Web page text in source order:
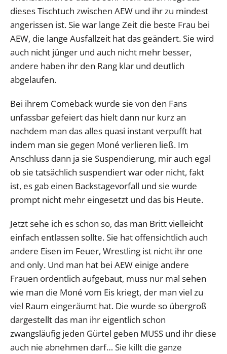
dieses Tischtuch zwischen AEW und ihr zu mindest
angerissen ist. Sie war lange Zeit die beste Frau bei
AEW, die lange Ausfallzeit hat das geändert. Sie wird
auch nicht jünger und auch nicht mehr besser,
andere haben ihr den Rang klar und deutlich
abgelaufen.
Bei ihrem Comeback wurde sie von den Fans
unfassbar gefeiert das hielt dann nur kurz an
nachdem man das alles quasi instant verpufft hat
indem man sie gegen Moné verlieren ließ. Im
Anschluss dann ja sie Suspendierung, mir auch egal
ob sie tatsächlich suspendiert war oder nicht, fakt
ist, es gab einen Backstagevorfall und sie wurde
prompt nicht mehr eingesetzt und das bis Heute.
Jetzt sehe ich es schon so, das man Britt vielleicht
einfach entlassen sollte. Sie hat offensichtlich auch
andere Eisen im Feuer, Wrestling ist nicht ihr one
and only. Und man hat bei AEW einige andere
Frauen ordentlich aufgebaut, muss nur mal sehen
wie man die Moné vom Eis kriegt, der man viel zu
viel Raum eingeräumt hat. Die wurde so übergroß
dargestellt das man ihr eigentlich schon
zwangsläufig jeden Gürtel geben MUSS und ihr diese
auch nie abnehmen darf… Sie killt die ganze